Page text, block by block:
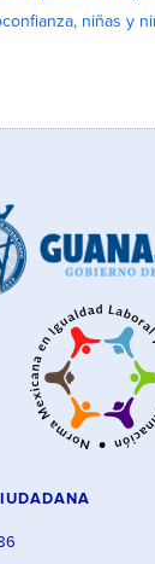
niñas y